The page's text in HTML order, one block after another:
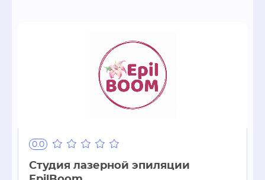
0.0
Студия лазерной эпиляции